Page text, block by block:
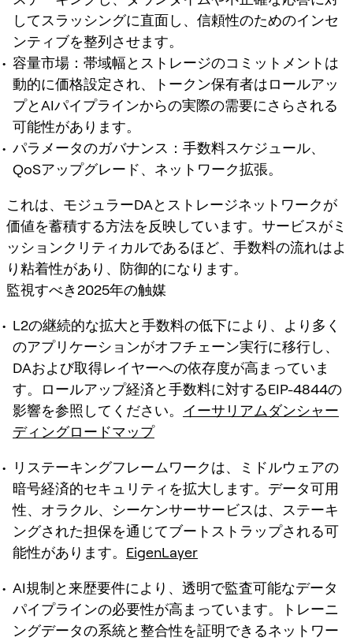
してスラッシングに直面し、信頼性のためのインセ
ンティブを整列させます。
容量市場：帯域幅とストレージのコミットメントは
動的に価格設定され、トークン保有者はロールアッ
プとAIパイプラインからの実際の需要にさらされる
可能性があります。
パラメータのガバナンス：手数料スケジュール、
QoSアップグレード、ネットワーク拡張。
これは、モジュラーDAとストレージネットワークが
価値を蓄積する方法を反映しています。サービスがミ
ッションクリティカルであるほど、手数料の流れはよ
り粘着性があり、防御的になります。
監視すべき2025年の触媒
L2の継続的な拡大と手数料の低下により、より多く
のアプリケーションがオフチェーン実行に移行し、
DAおよび取得レイヤーへの依存度が高まっていま
す。ロールアップ経済と手数料に対するEIP-4844の
影響を参照してください。 イーサリアムダンシャー
ディングロードマップ
リステーキングフレームワークは、ミドルウェアの
暗号経済的セキュリティを拡大します。データ可用
性、オラクル、シーケンサーサービスは、ステーキ
ングされた担保を通じてブートストラップされる可
能性があります。 EigenLayer
AI規制と来歴要件により、透明で監査可能なデータ
パイプラインの必要性が高まっています。トレーニ
ングデータの系統と整合性を証明できるネットワー